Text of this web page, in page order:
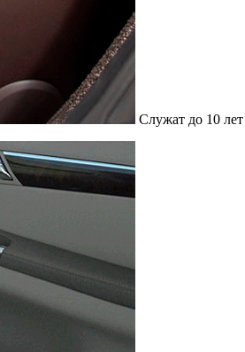
Служат до 10 лет